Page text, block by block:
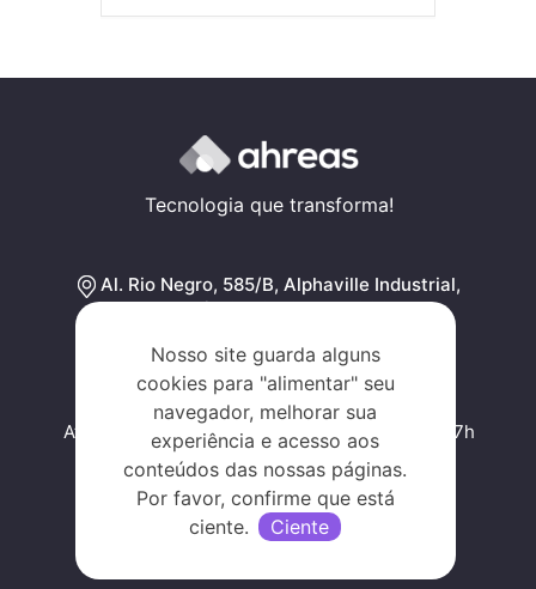
Nosso site guarda alguns
cookies para "alimentar" seu
navegador, melhorar sua
experiência e acesso aos
conteúdos das nossas páginas.
Por favor, confirme que está
ciente.
Ciente
Tecnologia que transforma!
Al. Rio Negro, 585/B, Alphaville Industrial,
Barueri - SP, SP 06454-000
Traçar rota
Atendimento de segunda a sexta, das 09h às 17h